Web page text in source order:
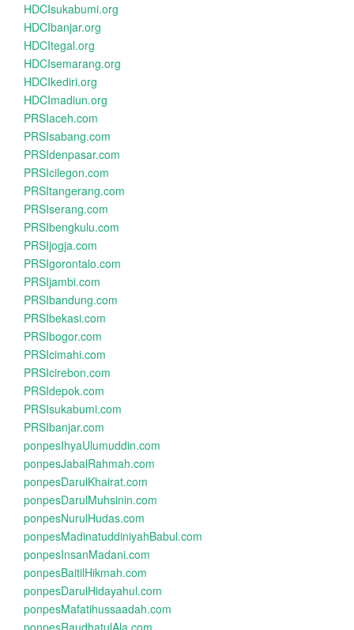
HDCIsukabumi.org
HDCIbanjar.org
HDCItegal.org
HDCIsemarang.org
HDCIkediri.org
HDCImadiun.org
PRSIaceh.com
PRSIsabang.com
PRSIdenpasar.com
PRSIcilegon.com
PRSItangerang.com
PRSIserang.com
PRSIbengkulu.com
PRSIjogja.com
PRSIgorontalo.com
PRSIjambi.com
PRSIbandung.com
PRSIbekasi.com
PRSIbogor.com
PRSIcimahi.com
PRSIcirebon.com
PRSIdepok.com
PRSIsukabumi.com
PRSIbanjar.com
ponpesIhyaUlumuddin.com
ponpesJabalRahmah.com
ponpesDarulKhairat.com
ponpesDarulMuhsinin.com
ponpesNurulHudas.com
ponpesMadinatuddiniyahBabul.com
ponpesInsanMadani.com
ponpesBaitilHikmah.com
ponpesDarulHidayahul.com
ponpesMafatihussaadah.com
ponpesRaudhatulAla.com